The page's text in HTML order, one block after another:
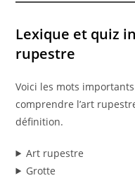
Lexique et quiz
rupestre
Voici les mots
comprendre l’art
définition.
Art rupestre
Grotte